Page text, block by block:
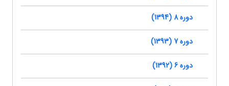
دوره 8 (1394)
دوره 7 (1393)
دوره 6 (1392)